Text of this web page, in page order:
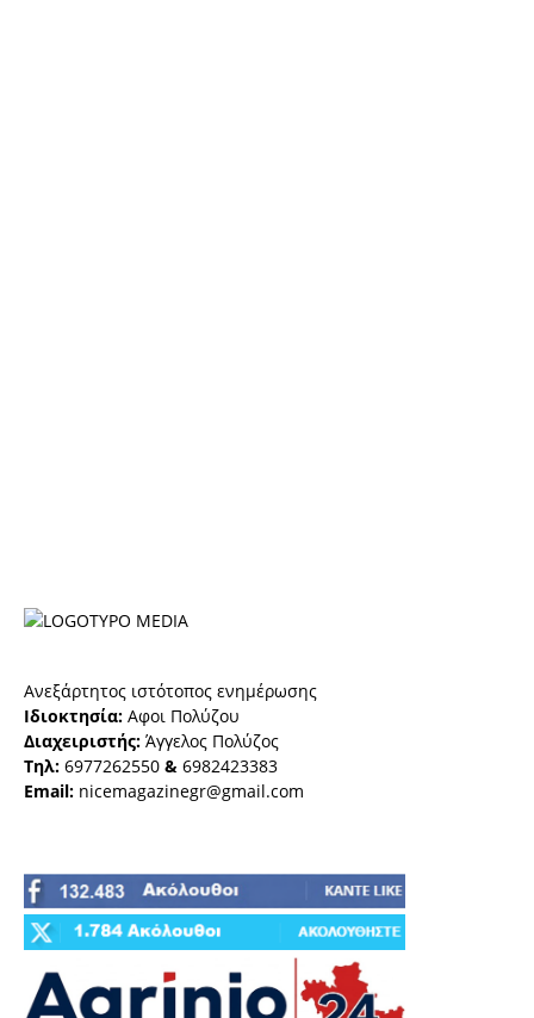
Ανεξάρτητος ιστότοπος ενημέρωσης
Ιδιοκτησία: Αφοι Πολύζου
Διαχειριστής: Άγγελος Πολύζος
Τηλ: 6977262550 & 6982423383
Email: nicemagazinegr@gmail.com